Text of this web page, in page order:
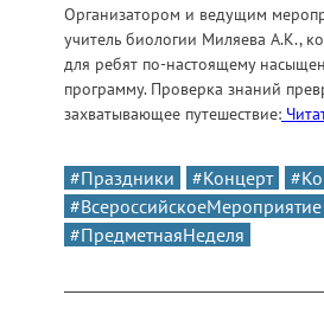
Организатором и ведущим
учитель биологии Миляева А.К.,
для ребят по-настоящему
программу. Проверка знаний
захватывающее путешествие:
#Праздники #Концерт
#ВсероссийскоеМероприятие
#ПредметнаяНеделя